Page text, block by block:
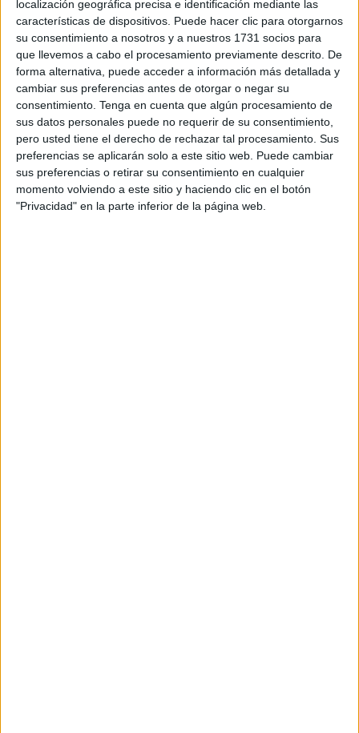
localización geográfica precisa e identificación mediante las
características de dispositivos. Puede hacer clic para otorgarnos
su consentimiento a nosotros y a nuestros 1731 socios para
que llevemos a cabo el procesamiento previamente descrito. De
forma alternativa, puede acceder a información más detallada y
cambiar sus preferencias antes de otorgar o negar su
consentimiento. Tenga en cuenta que algún procesamiento de
sus datos personales puede no requerir de su consentimiento,
pero usted tiene el derecho de rechazar tal procesamiento. Sus
preferencias se aplicarán solo a este sitio web. Puede cambiar
sus preferencias o retirar su consentimiento en cualquier
momento volviendo a este sitio y haciendo clic en el botón
"Privacidad" en la parte inferior de la página web.
equipo alicantino, donde ha jugado un total de 15 partidos
en esta temporada, siendo titular en cuatro de ellos, y
consiguiendo ver portería en el encuentro ante el Zaragoza
el pasado mes de octubre.
El mediocentro defensivo de 25 años, y natural de Murcia,
comienza sutrayectoria deportivaen Tercera División en
el Real Murcia Imperial, donde estaría durante dos
temporadas. De ahí lo ficha el Almería B, donde también
estaría durante dos campañas. Una vez acaba la